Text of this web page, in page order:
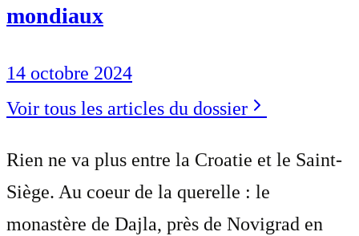
mondiaux
14 octobre 2024
Voir tous les articles du dossier
Rien ne va plus entre la Croatie et le Saint-
Siège. Au coeur de la querelle : le
monastère de Dajla, près de Novigrad en